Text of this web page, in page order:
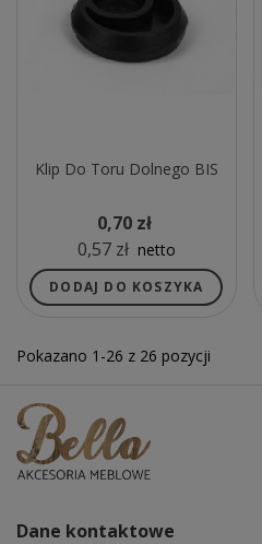
Klip Do Toru Dolnego BIS
0,70 zł
0,57 zł netto
DODAJ DO KOSZYKA
Pokazano 1-26 z 26 pozycji
Dane kontaktowe